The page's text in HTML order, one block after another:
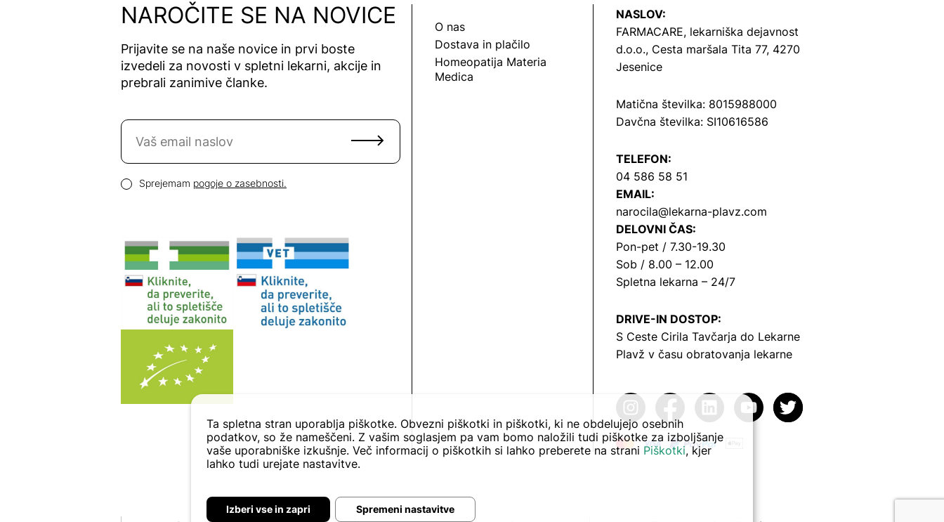
NAROČITE SE NA NOVICE
Prijavite se na naše novice in prvi boste
izvedeli za novosti v spletni lekarni, akcije in
prebrali zanimive članke.
Naročite se na novice
Pogoji zasebnosti
Sprejemam pogoje o zasebnosti.
O nas
Dostava in plačilo
Homeopatija Materia
Medica
NASLOV:
FARMACARE, lekarniška dejavnost
d.o.o., Cesta maršala Tita 77, 4270
Jesenice
Matična številka: 8015988000
Davčna številka: SI10616586
TELEFON:
04 586 58 51
EMAIL:
narocila@lekarna-plavz.com
DELOVNI ČAS:
Pon-pet / 7.30-19.30
Sob / 8.00 – 12.00
Spletna lekarna – 24/7
DRIVE-IN DOSTOP:
S Ceste Cirila Tavčarja do Lekarne
Plavž v času obratovanja lekarne
Ta spletna stran uporablja piškotke. Obvezni piškotki in piškotki, ki ne obdelujejo osebnih
podatkov, so že nameščeni. Z vašim soglasjem pa vam bomo naložili tudi piškotke za izboljšanje
vaše uporabniške izkušnje. Več informacij o piškotkih si lahko preberete na strani Piškotki, kjer
lahko tudi urejate nastavitve.
Spremeni nastavitve
Izberi vse in zapri